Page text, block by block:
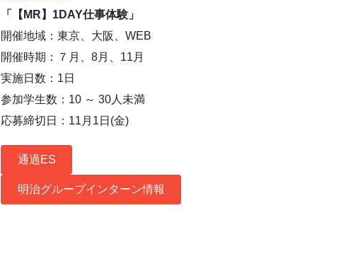
「【MR】1DAY仕事体験」
開催地域：東京、大阪、WEB
開催時期：７月、8月、11月
実施日数：1日
参加学生数：10 ～ 30人未満
応募締切日：11月1日(金)
通過ES
明治グループインターン情報